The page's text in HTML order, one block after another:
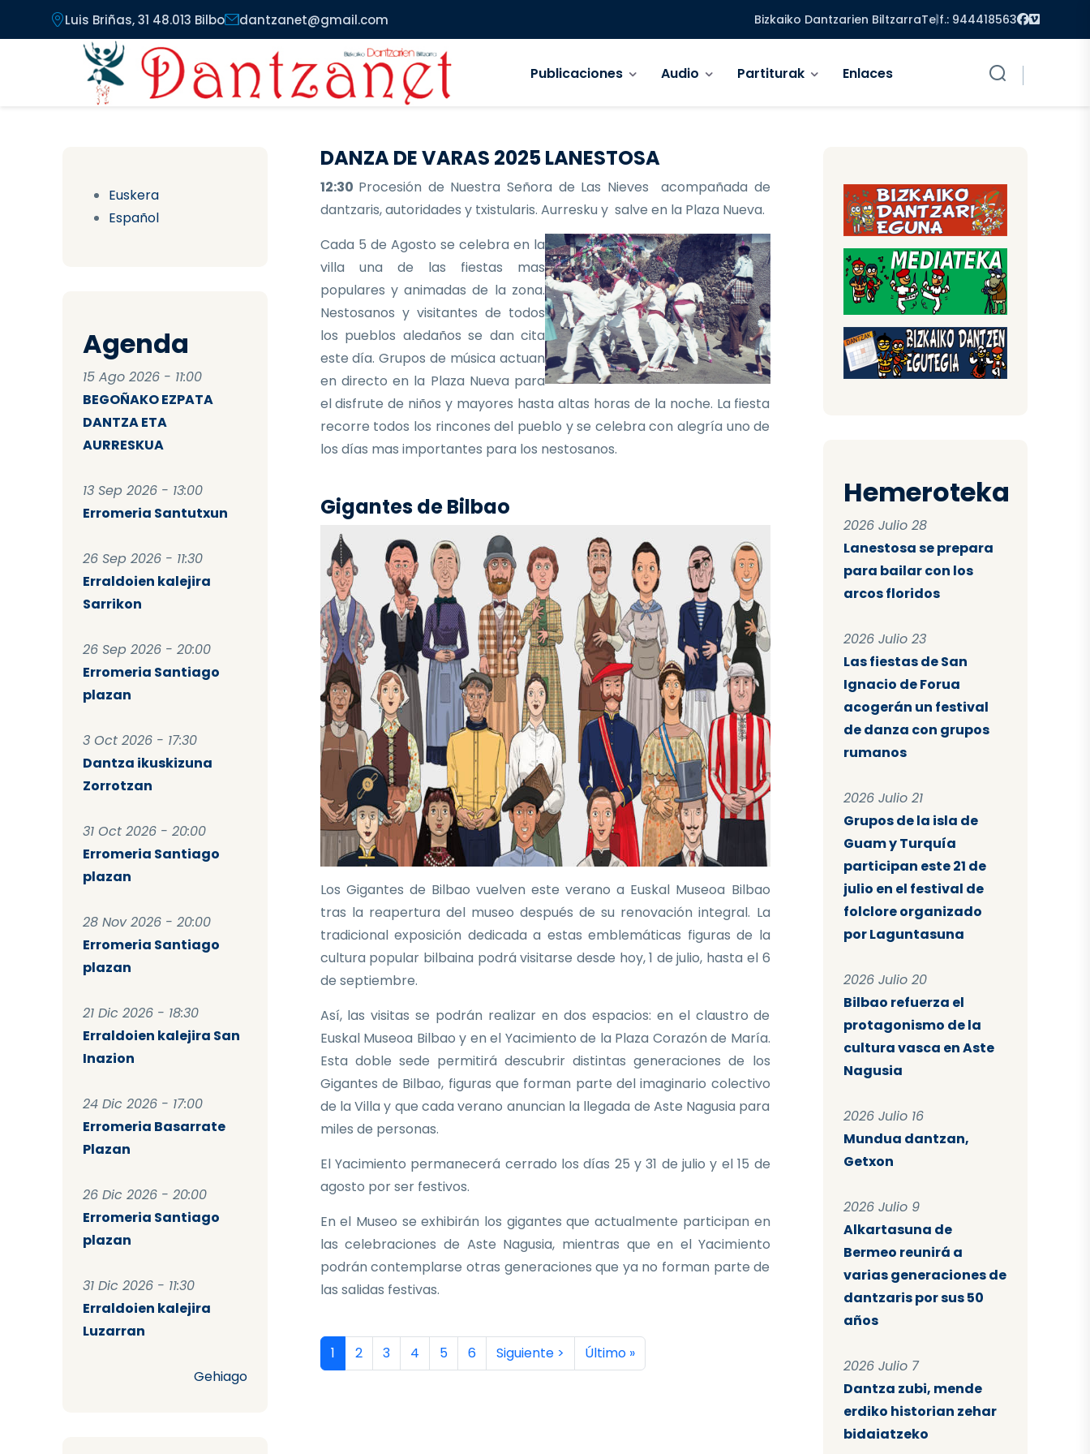
Pasar al contenido principal
Luis Briñas, 31 48.013 Bilbo dantzanet@gmail.com Bizkaiko Dantzarien BiltzarraTelf.: 944418563 Facebook
Vimeo
Publicaciones Audio Partiturak Enlaces
Euskera
Español
Agenda
15 Ago 2026 - 11:00
BEGOÑAKO EZPATA
DANTZA ETA
AURRESKUA
13 Sep 2026 - 13:00
Erromeria Santutxun
26 Sep 2026 - 11:30
Erraldoien kalejira
Sarrikon
26 Sep 2026 - 20:00
Erromeria Santiago
plazan
3 Oct 2026 - 17:30
Dantza ikuskizuna
Zorrotzan
31 Oct 2026 - 20:00
Erromeria Santiago
plazan
28 Nov 2026 - 20:00
Erromeria Santiago
plazan
21 Dic 2026 - 18:30
Erraldoien kalejira San
Inazion
24 Dic 2026 - 17:00
Erromeria Basarrate
Plazan
26 Dic 2026 - 20:00
Erromeria Santiago
plazan
31 Dic 2026 - 11:30
Erraldoien kalejira
Luzarran
Gehiago
DANZA DE VARAS 2025 LANESTOSA
12:30 Procesión de Nuestra Señora de Las Nieves acompañada de
dantzaris, autoridades y txistularis. Aurresku y salve en la Plaza Nueva.
Cada 5 de Agosto se celebra en la
villa una de las fiestas mas
populares y animadas de la zona.
Nestosanos y visitantes de todos
los pueblos aledaños se dan cita
este día. Grupos de música actuan
en directo en la Plaza Nueva para
el disfrute de niños y mayores hasta altas horas de la noche. La fiesta
recorre todos los rincones del pueblo y se celebra con alegría uno de
los días mas importantes para los nestosanos.
Gigantes de Bilbao
Los Gigantes de Bilbao vuelven este verano a Euskal Museoa Bilbao
tras la reapertura del museo después de su renovación integral. La
tradicional exposición dedicada a estas emblemáticas figuras de la
cultura popular bilbaina podrá visitarse desde hoy, 1 de julio, hasta el 6
de septiembre.
Así, las visitas se podrán realizar en dos espacios: en el claustro de
Euskal Museoa Bilbao y en el Yacimiento de la Plaza Corazón de María.
Esta doble sede permitirá descubrir distintas generaciones de los
Gigantes de Bilbao, figuras que forman parte del imaginario colectivo
de la Villa y que cada verano anuncian la llegada de Aste Nagusia para
miles de personas.
El Yacimiento permanecerá cerrado los días 25 y 31 de julio y el 15 de
agosto por ser festivos.
En el Museo se exhibirán los gigantes que actualmente participan en
las celebraciones de Aste Nagusia, mientras que en el Yacimiento
podrán contemplarse otras generaciones que ya no forman parte de
las salidas festivas.
Paginación
Página actual
1 Página
2 Página
3 Página
4 Página
5 Página
6 Siguiente página
Siguiente > Última página
Último »
Hemeroteka
2026 Julio 28
Lanestosa se prepara
para bailar con los
arcos floridos
2026 Julio 23
Las fiestas de San
Ignacio de Forua
acogerán un festival
de danza con grupos
rumanos
2026 Julio 21
Grupos de la isla de
Guam y Turquía
participan este 21 de
julio en el festival de
folclore organizado
por Laguntasuna
2026 Julio 20
Bilbao refuerza el
protagonismo de la
cultura vasca en Aste
Nagusia
2026 Julio 16
Mundua dantzan,
Getxon
2026 Julio 9
Alkartasuna de
Bermeo reunirá a
varias generaciones de
dantzaris por sus 50
años
2026 Julio 7
Dantza zubi, mende
erdiko historian zehar
bidaiatzeko